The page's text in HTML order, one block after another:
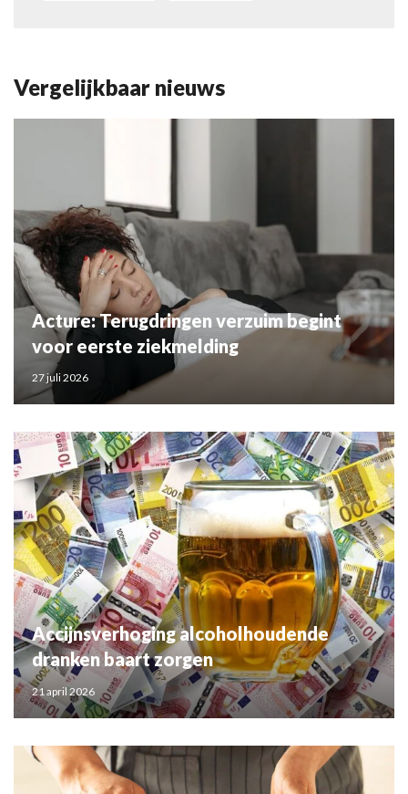
Vergelijkbaar nieuws
Acture: Terugdringen verzuim begint
voor eerste ziekmelding
27 juli 2026
Accijnsverhoging alcoholhoudende
dranken baart zorgen
21 april 2026